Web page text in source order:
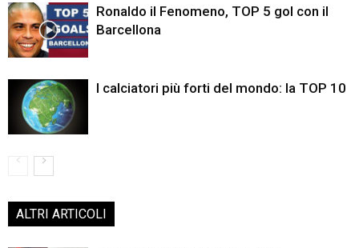
Ronaldo il Fenomeno, TOP 5 gol con il
Barcellona
I calciatori più forti del mondo: la TOP 10
ALTRI ARTICOLI